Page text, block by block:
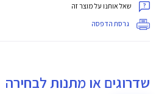
שאל אותנו על מוצר זה
גרסת הדפסה
שדרוגים או מתנות לבחירה